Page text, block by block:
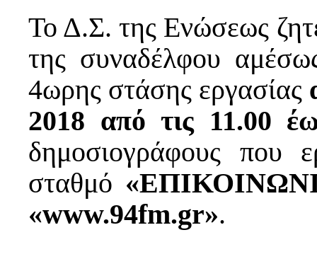
Το Δ.Σ. της Ενώσεως
της συναδέλφου
4ωρης στάσης εργασίας
2018 από τις 11.00
δημοσιογράφους που
σταθμό
«www.94fm.gr».